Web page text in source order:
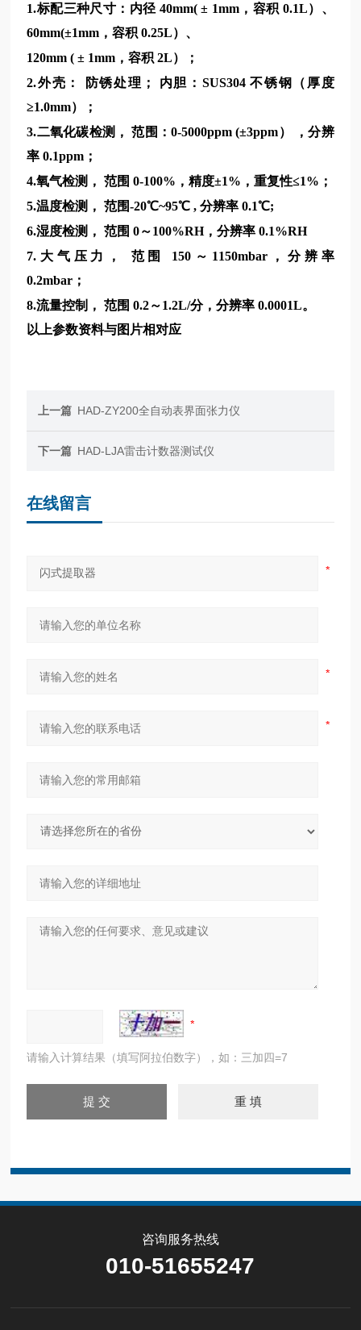
1.标配三种尺寸：内径 40mm( ± 1mm，容积 0.1L）、
60mm(±1mm，容积 0.25L）、
120mm ( ± 1mm，容积 2L）；
2.外壳： 防锈处理； 内胆：SUS304 不锈钢（厚度
≥1.0mm）；
3.二氧化碳检测， 范围：0-5000ppm (±3ppm） ，分辨
率 0.1ppm；
4.氧气检测， 范围 0-100%，精度±1%，重复性≤1%；
5.温度检测， 范围-20℃~95℃ , 分辨率 0.1℃;
6.湿度检测， 范围 0～100%RH，分辨率 0.1%RH
7.大气压力， 范围 150～1150mbar，分辨率
0.2mbar；
8.流量控制， 范围 0.2～1.2L/分，分辨率 0.0001L。
以上参数资料与图片相对应
上一篇 HAD-ZY200全自动表界面张力仪
下一篇 HAD-LJA雷击计数器测试仪
在线留言
请输入计算结果（填写阿拉伯数字），如：三加四=7
咨询服务热线
010-51655247